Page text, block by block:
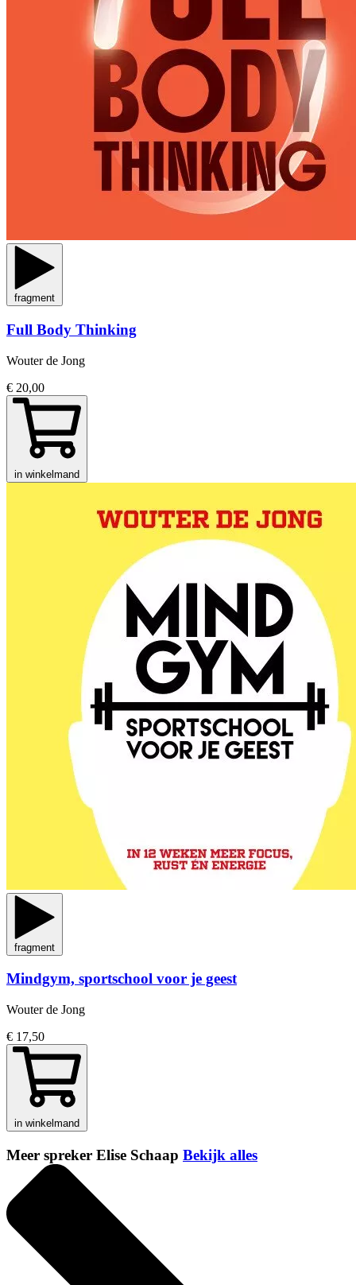
fragment
Full Body Thinking
Wouter de Jong
€ 20,00
in winkelmand
fragment
Mindgym, sportschool voor je geest
Wouter de Jong
€ 17,50
in winkelmand
Meer spreker Elise Schaap Bekijk alles